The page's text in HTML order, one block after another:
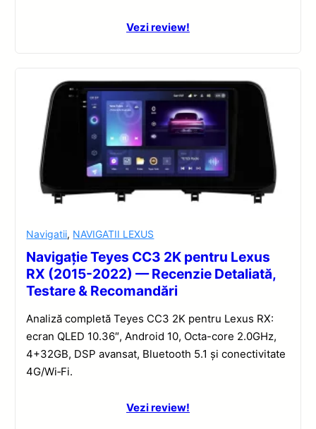
Vezi review!
Navigatii, NAVIGATII LEXUS
Navigație Teyes CC3 2K pentru Lexus
RX (2015-2022) — Recenzie Detaliată,
Testare & Recomandări
Analiză completă Teyes CC3 2K pentru Lexus RX:
ecran QLED 10.36″, Android 10, Octa-core 2.0GHz,
4+32GB, DSP avansat, Bluetooth 5.1 și conectivitate
4G/Wi‑Fi.
Vezi review!